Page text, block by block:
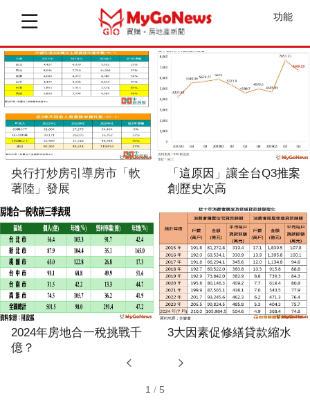
功能
央行打炒房引導房市「軟
著陸」發展
「這原因」讓全台Q3推案
創歷史次高
2024年房地合一稅挑戰千
億？
3大因素促修繕貸款縮水
1 / 5